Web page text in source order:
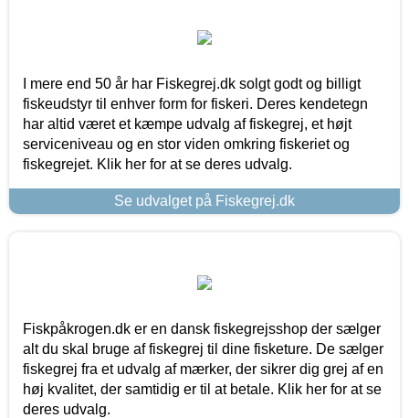
I mere end 50 år har Fiskegrej.dk solgt godt og billigt
fiskeudstyr til enhver form for fiskeri. Deres kendetegn
har altid været et kæmpe udvalg af fiskegrej, et højt
serviceniveau og en stor viden omkring fiskeriet og
fiskegrejet. Klik her for at se deres udvalg.
Se udvalget på Fiskegrej.dk
Fiskpåkrogen.dk er en dansk fiskegrejsshop der sælger
alt du skal bruge af fiskegrej til dine fisketure. De sælger
fiskegrej fra et udvalg af mærker, der sikrer dig grej af en
høj kvalitet, der samtidig er til at betale. Klik her for at se
deres udvalg.